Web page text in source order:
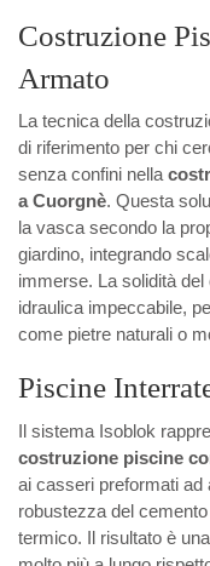
Costruzione
Armato
La tecnica della
di riferimento per chi
senza confini nella
a Cuorgnè. Questa
la vasca secondo la
giardino, integrando
immerse. La solidità
idraulica impeccabile,
come pietre naturali o
Piscine
Il sistema Isoblok
costruzione piscine
ai casseri preformati ad
robustezza del
termico. Il risultato è